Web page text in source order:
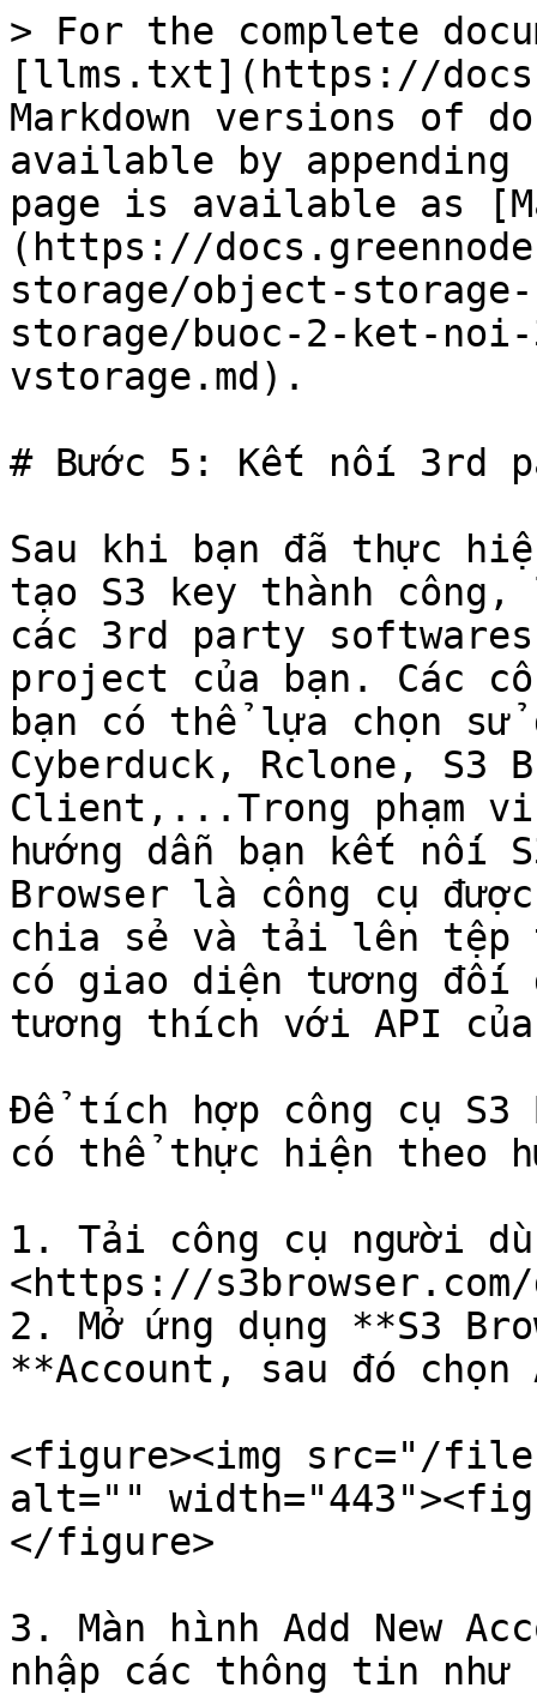
> For the complete
[llms.txt](https://
Markdown versions of
available by
page is available as
(https://
storage/object-
storage/buoc-2-ket-
vstorage.md).
# Bước 5: Kết nối 3rd
Sau khi bạn đã thực
tạo S3 key thành
các 3rd party
project của bạn. Các
bạn có thể lựa chọn sử
Cyberduck, Rclone, S3
Client,...Trong phạm
hướng dẫn bạn kết nối
Browser là công cụ
chia sẻ và tải lên tệp
có giao diện tương đối
tương thích với API
Để tích hợp công cụ S3
có thể thực hiện theo
1. Tải công cụ người
<https://s3browser.com/
2. Mở ứng dụng **S3
**Account, sau đó chọn
<figure><img src="/
alt=""
</figure>
3. Màn hình Add New
nhập các thông tin như